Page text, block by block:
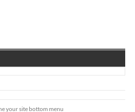
your site bottom menu